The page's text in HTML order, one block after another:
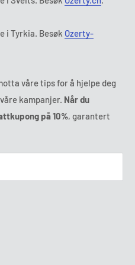
i Tyrkia. Besøk Ozerty-
våre tips for å hjelpe deg
kampanjer. Når du
på 10%, garantert